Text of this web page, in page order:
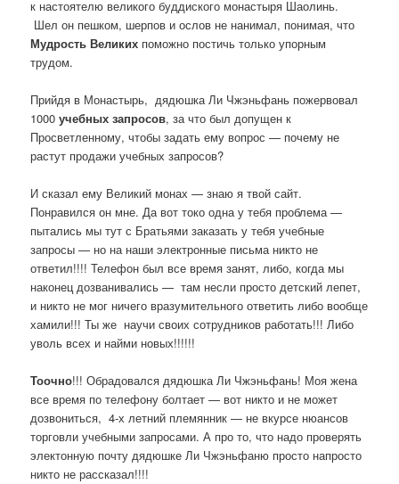
к настоятелю великого буддиского монастыря Шаолинь.
Шел он пешком, шерпов и ослов не нанимал, понимая, что
Мудрость Великих поможно постичь только упорным
трудом.
Прийдя в Монастырь, дядюшка Ли Чжэньфань пожервовал
1000учебных запросов, за что был допущен к
Просветленному, чтобы задать ему вопрос — почему не
растут продажи учебных запросов?
И сказал ему Великий монах — знаю я твой сайт.
Понравился он мне. Да вот токо одна у тебя проблема —
пытались мы тут с Братьями заказать у тебя учебные
запросы — но на наши электронные письма никто не
ответил!!!! Телефон был все время занят, либо, когда мы
наконец дозванивались — там несли просто детский лепет,
и никто не мог ничего вразумительного ответить либо вообще
хамили!!! Ты же научи своих сотрудников работать!!! Либо
уволь всех и найми новых!!!!!!
Тоочно!!! Обрадовался дядюшка Ли Чжэньфань! Моя жена
все время по телефону болтает — вот никто и не может
дозвониться, 4-х летний племянник — не вкурсе нюансов
торговли учебными запросами. А про то, что надо проверять
электонную почту дядюшке Ли Чжэньфаню просто напросто
никто не рассказал!!!!